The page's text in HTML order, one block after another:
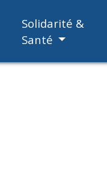
Solidarité &
Santé